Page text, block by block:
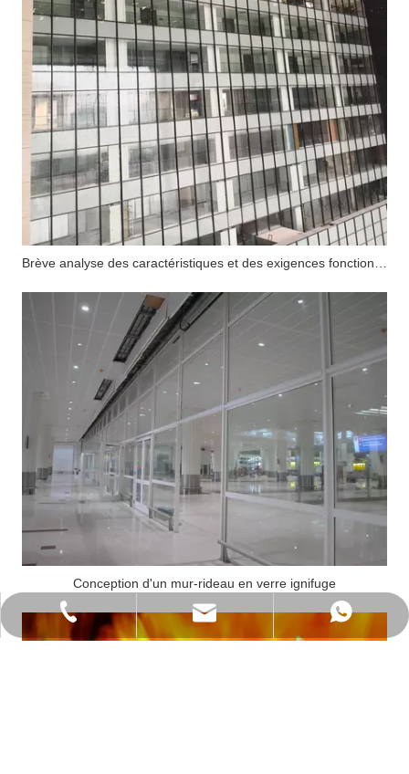
Conception d'un mur-rideau en verre ignifuge
+86-138-2802-2123
wanwenmickey@foxmail.com
+86-138-2802-2123